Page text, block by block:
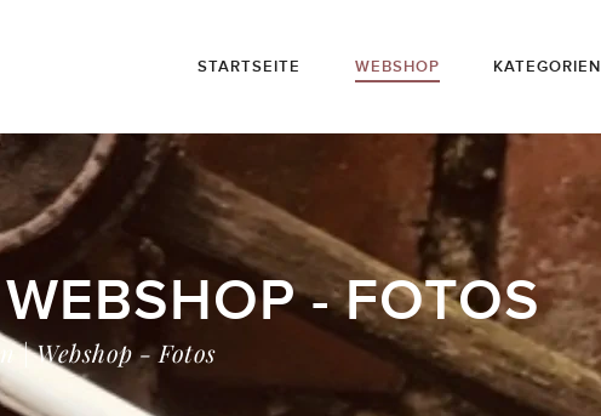
STARTSEITE WEBSHOP KATEGORIEN
- FOTOS
| Webshop - Fotos